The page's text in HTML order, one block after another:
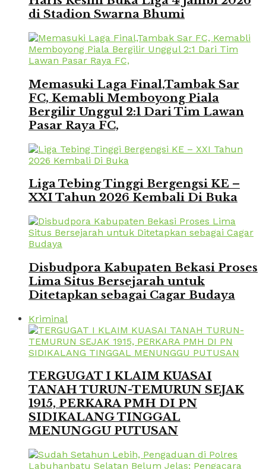
di Stadion Swarna Bhumi
Memasuki Laga Final,Tambak Sar
FC, Kemabli Memboyong Piala
Bergilir Unggul 2:1 Dari Tim Lawan
Pasar Raya FC,
Liga Tebing Tinggi Bergengsi KE –
XXI Tahun 2026 Kembali Di Buka
Disbudpora Kabupaten Bekasi Proses
Lima Situs Bersejarah untuk
Ditetapkan sebagai Cagar Budaya
Kriminal
TERGUGAT I KLAIM KUASAI
TANAH TURUN-TEMURUN SEJAK
1915, PERKARA PMH DI PN
SIDIKALANG TINGGAL
MENUNGGU PUTUSAN